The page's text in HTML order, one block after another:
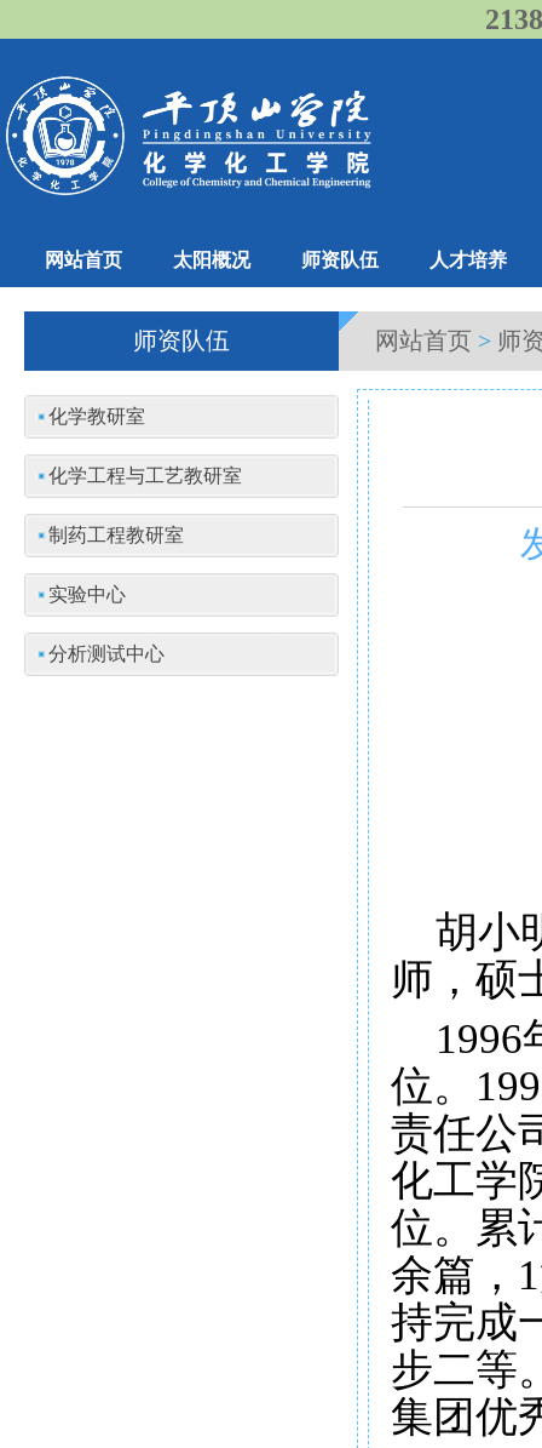
网站首页 太阳概况 师资队伍 人才培养
师资队伍 网站首页 > 师
化学教研室
化学工程与工艺教研室
制药工程教研室
实验中心
分析测试中心
胡小
师，硕
位。
责任公
化工学
位。累
余篇，
持完成
步二等
集团优